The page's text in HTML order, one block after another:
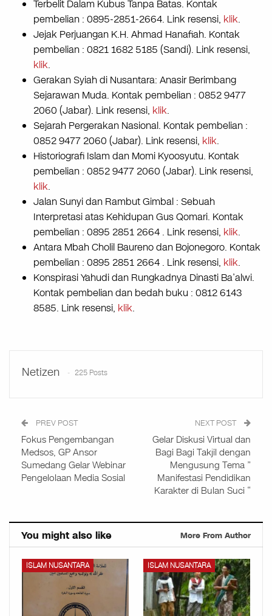
Terbelit Dalam Kubus Tanpa Batas. Kontak
pembelian : 0895-2851-2664. Link resensi, klik.
Jejak Perjuangan K.H. Ahmad Hanafiah. Kontak
pembelian : 0821 1682 5185 (Sandi). Link resensi,
klik.
Gerakan Syiah di Nusantara: Anasir Berimbang
Sejarawan Muda. Kontak pembelian : 0852 9477
2060 (Jabar). Link resensi, klik.
Sejarah Pergerakan Nasional. Kontak pembelian :
0852 9477 2060 (Jabar). Link resensi, klik.
Historiografi Islam dan Momi Kyoosyutu. Kontak
pembelian : 0852 9477 2060 (Jabar). Link resensi,
klik.
Jalan Sunyi dan Rambut Gimbal : Sebuah
Interpretasi atas Kehidupan Gus Qomari. Kontak
pembelian : 0895 2851 2664 . Link resensi, klik.
Antara Mbah Cholil Baureno dan Bojonegoro. Kontak
pembelian : 0895 2851 2664 . Link resensi, klik.
Konspirasi Yahudi dan Rungkadnya Dinasti Ba’alwi.
Kontak pembelian dan bedah buku : 0812 6143
8585. Link resensi, klik.
Netizen 225 Posts
PREV POST
Fokus Pengembangan
Medsos, GP Ansor
Sumedang Gelar Webinar
Pengelolaan Media Sosial
NEXT POST
Gelar Diskusi Virtual dan
Bagi Bagi Takjil dengan
Mengusung Tema ”
Manifestasi Pendidikan
Karakter di Bulan Suci “
You might also like More From Author
ISLAM NUSANTARA ISLAM NUSANTARA